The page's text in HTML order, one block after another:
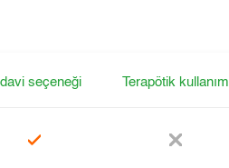
seçeneği Terapötik kullanım